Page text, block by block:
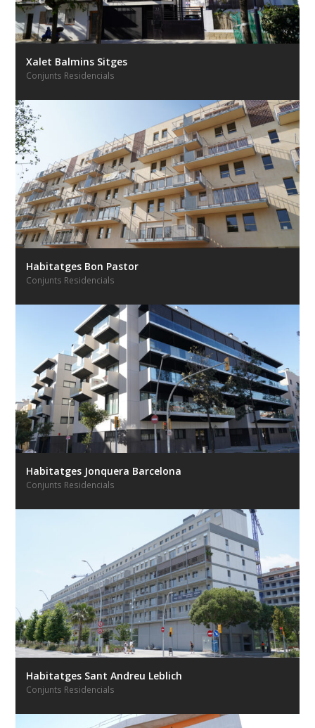
Xalet Balmins Sitges
Conjunts Residencials
Habitatges Bon Pastor
Conjunts Residencials
Habitatges Jonquera Barcelona
Conjunts Residencials
Habitatges Sant Andreu Leblich
Conjunts Residencials